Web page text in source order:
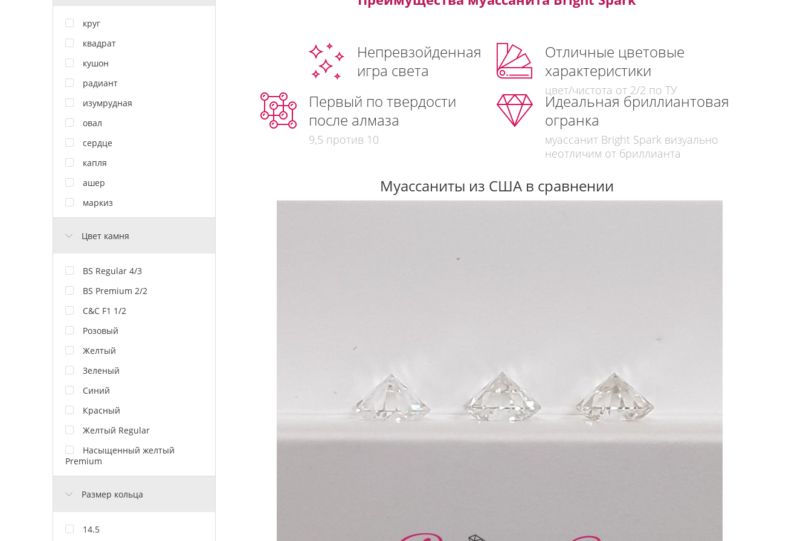
круг
квадрат
кушон
радиант
изумрудная
овал
сердце
капля
ашер
маркиз
Цвет камня
BS Regular 4/3
BS Premium 2/2
C&C F1 1/2
Розовый
Желтый
Зеленый
Синий
Красный
Желтый Regular
Насыщенный желтый
Premium
Размер кольца
14.5
Непревзойденная
игра света
Отличные цветовые
характеристики
цвет/чистота от 2/2 по ТУ
Первый по твердости
после алмаза
9,5 против 10
Идеальная бриллиантовая
огранка
муассанит Bright Spark визуально
неотличим от бриллианта
Муассаниты из США в сравнении